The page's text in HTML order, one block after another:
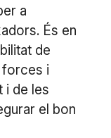
a
És en
de
forces i
i de les
el bon